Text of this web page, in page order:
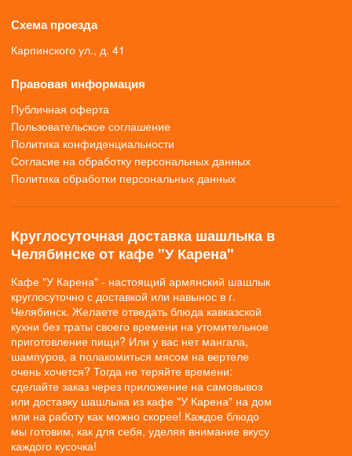
Схема проезда
Карпинского ул., д. 41
Правовая информация
Публичная оферта
Пользовательское соглашение
Политика конфиденциальности
Согласие на обработку персональных данных
Политика обработки персональных данных
Круглосуточная доставка шашлыка в
Челябинске от кафе "У Карена"
Кафе "У Карена" - настоящий армянский шашлык
круглосуточно с доставкой или навынос в г.
Челябинск. Желаете отведать блюда кавказской
кухни без траты своего времени на утомительное
приготовление пищи? Или у вас нет мангала,
шампуров, а полакомиться мясом на вертеле
очень хочется? Тогда не теряйте времени:
сделайте заказ через приложение на самовывоз
или доставку шашлыка из кафе "У Карена" на дом
или на работу как можно скорее! Каждое блюдо
мы готовим, как для себя, уделяя внимание вкусу
каждого кусочка!